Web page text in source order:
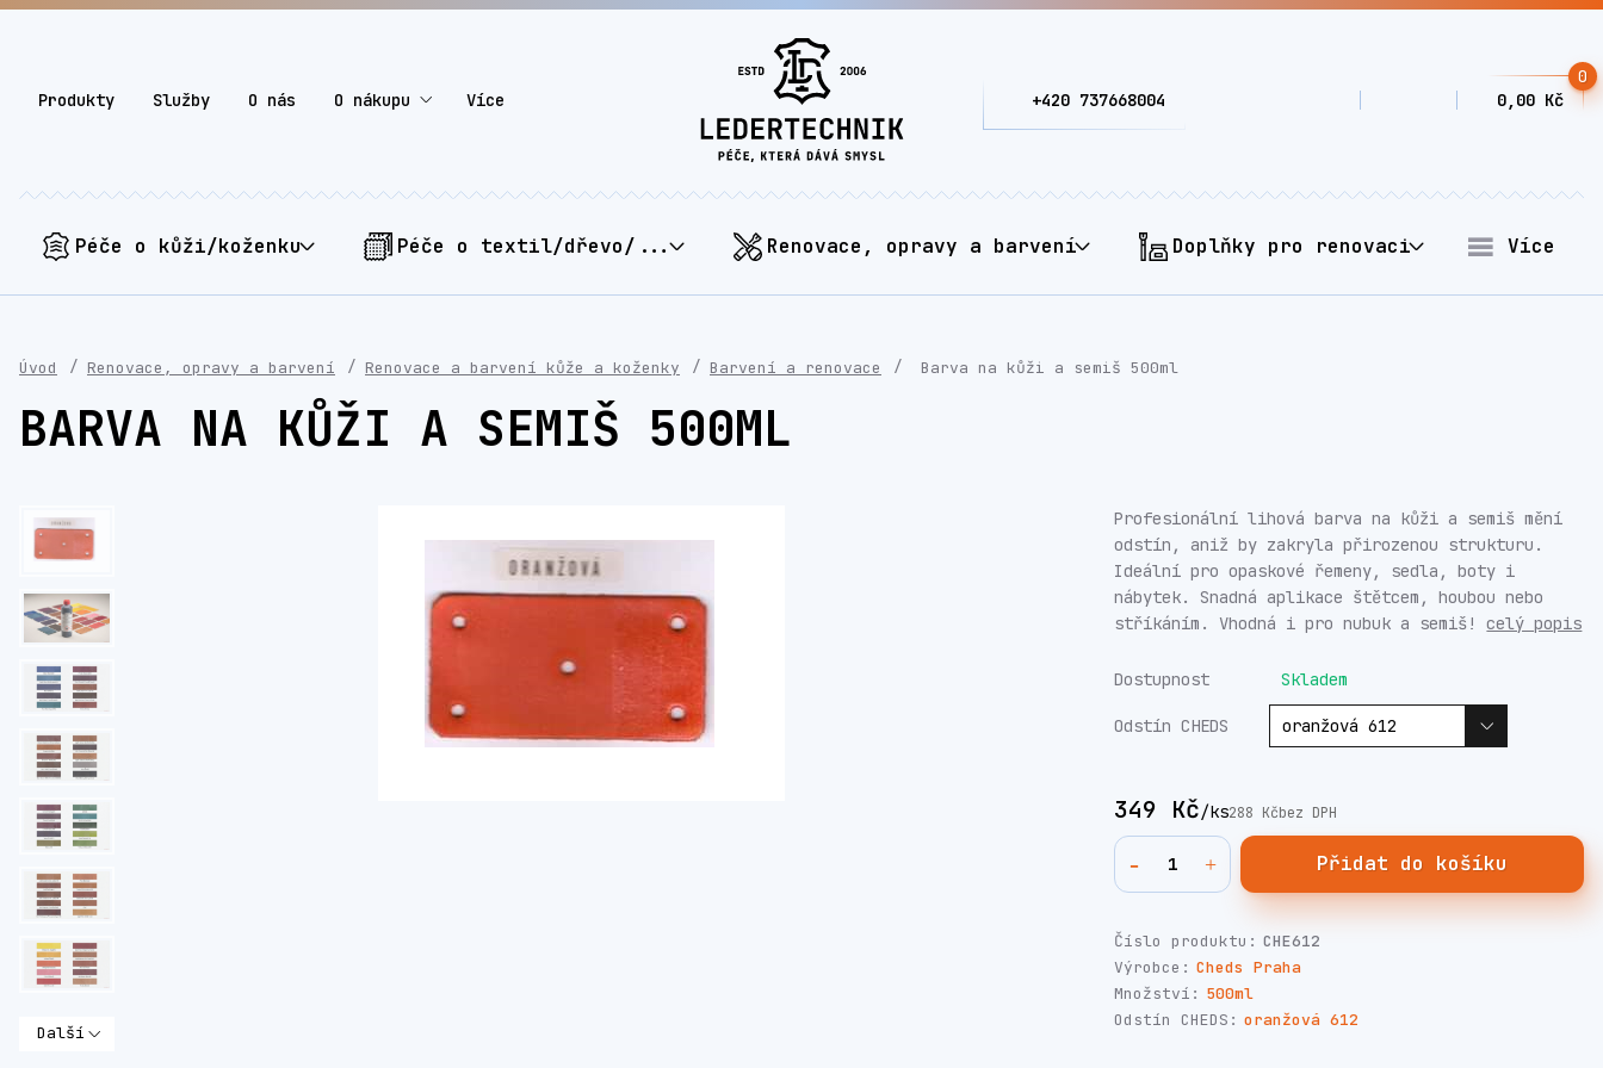
Produkty Služby O nás O nákupu Více
0
0,00 Kč
+420 737668004
Péče o kůži/koženku Péče o textil/dřevo/... Renovace, opravy a barvení Doplňky pro renovaci Více
Úvod Renovace, opravy a barvení Renovace a barvení kůže a koženky Barvení a renovace Barva na kůži a semiš 500ml
BARVA NA KŮŽI A SEMIŠ 500ML
Další
Profesionální lihová barva na kůži a semiš mění
odstín, aniž by zakryla přirozenou strukturu.
Ideální pro opaskové řemeny, sedla, boty i
nábytek. Snadná aplikace štětcem, houbou nebo
stříkáním. Vhodná i pro nubuk a semiš!celý popis
Dostupnost Skladem
Odstín CHEDS
349 Kč/ks288 Kčbez DPH
Přidat do košíku
Číslo produktu: CHE612
Výrobce: Cheds Praha
Množství: 500ml
Odstín CHEDS: oranžová 612